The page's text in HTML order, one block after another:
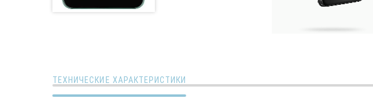
ТЕХНИЧЕСКИЕ ХАРАКТЕРИСТИКИ